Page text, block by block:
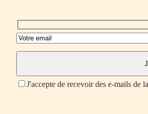
J'accepte de recevoir des e-mails de